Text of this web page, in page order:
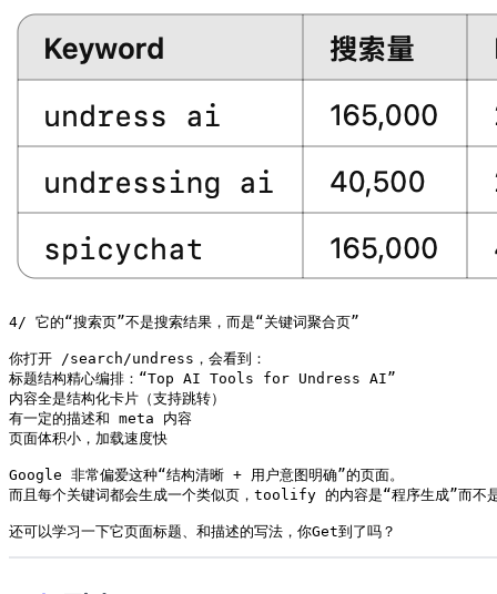
4/ 它的“搜索页”不是搜索结果，而是“关键词聚合页”
你打开 /search/undress，会看到：
标题结构精心编排：“Top AI Tools for Undress AI”
内容全是结构化卡片（支持跳转）
有一定的描述和 meta 内容
页面体积小，加载速度快
Google 非常偏爱这种“结构清晰 + 用户意图明确”的页面。
而且每个关键词都会生成一个类似页，toolify 的内容是“程序生成”而不
还可以学习一下它页面标题、和描述的写法，你Get到了吗？